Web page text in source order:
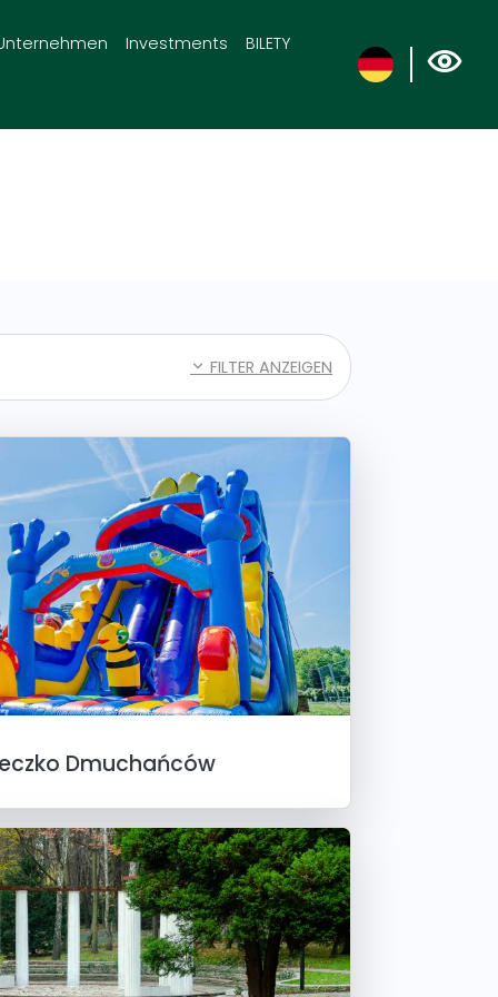
Investments BILETY
FILTER ANZEIGEN
Dmuchańców